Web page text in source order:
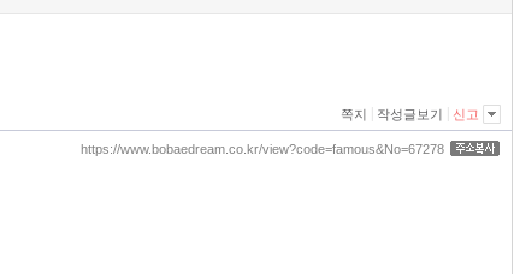
쪽지 작성글보기 신고
https://www.bobaedream.co.kr/view?code=famous&No=67278